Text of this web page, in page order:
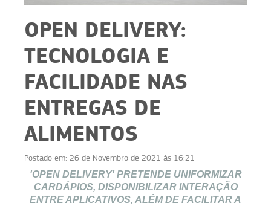
OPEN DELIVERY:
TECNOLOGIA E
FACILIDADE NAS
ENTREGAS DE
ALIMENTOS
Postado em: 26 de Novembro de 2021 às 16:21
'OPEN DELIVERY' PRETENDE UNIFORMIZAR
CARDÁPIOS, DISPONIBILIZAR INTERAÇÃO
ENTRE APLICATIVOS, ALÉM DE FACILITAR A